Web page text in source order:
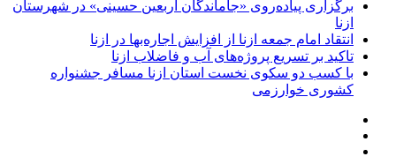
برگزاری پیاده‌روی «جاماندگان اربعین حسینی» در شهرستان
ازنا
انتقاد امام جمعه ازنا از افزایش اجاره‌بها در ازنا
تاکید بر تسریع پروژه‌های آب و فاضلاب ازنا
با کسب دو سکوی نخست استان ازنا مسافر جشنواره
کشوری خوارزمی